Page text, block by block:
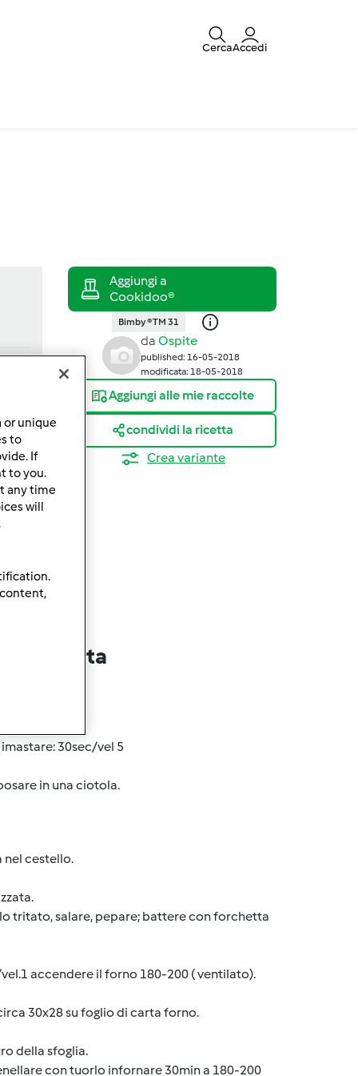
CercaAccedi
Bimby ® TM 31
da Ospite
published: 16-05-2018
modificata: 18-05-2018
Aggiungi alle mie raccolte
condividi la ricetta
Crea variante
ricetta
30sec/vel 5
in una ciotola.
nel cestello.
tritato, salare, pepare; battere con forchetta
accendere il forno 180-200 ( ventilato).
30x28 su foglio di carta forno.
della sfoglia.
con tuorlo infornare 30min a 180-200
or unique
to
If
to you.
any time
will